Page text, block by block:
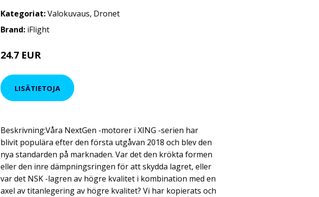
Kategoriat:Valokuvaus, Dronet
Brand: iFlight
24.7 EUR
LISÄTIETOJA
Beskrivning:Våra NextGen -motorer i XING -serien har
blivit populära efter den första utgåvan 2018 och blev den
nya standarden på marknaden. Var det den krökta formen
eller den inre dämpningsringen för att skydda lagret, eller
var det NSK -lagren av högre kvalitet i kombination med en
axel av titanlegering av högre kvalitet? Vi har kopierats och